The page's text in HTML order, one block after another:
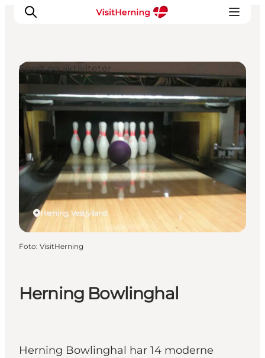
Det sker
Spis, drik og shop
Kunstlandet
Se og oplev
Find vej
Sov godt
Book overnatning
Herning Bowlinghal
Herning Bowlinghal har 14 moderne
Herning, Vestjylland
Sport og aktiviteter
Foto: VisitHerning